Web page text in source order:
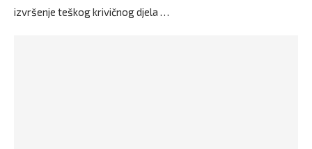
izvršenje teškog krivičnog djela …